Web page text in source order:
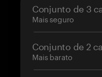
Conjunto de 3
Mais seguro
Conjunto de 2
Mais barato